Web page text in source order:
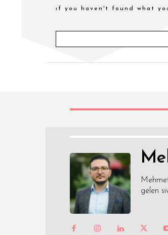
if you haven't found what
gelen